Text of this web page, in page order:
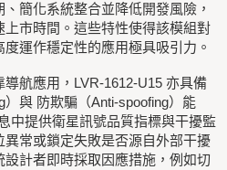
簡化系統整合並降低開發風險，
市時間。這些特性使得該模組對
運作穩定性的應用極具吸引力。
航應用，LVR-1612-U15 亦具備
與 防欺騙（Anti-spoofing）能
中提供衛星訊號品質指標與干擾監
常或鎖定失敗是否源自外部干擾
計者即時採取因應措施，例如切